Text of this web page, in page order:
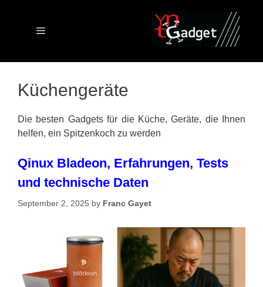
Menu
Küchengeräte
Die besten Gadgets für die Küche, Geräte, die Ihnen
helfen, ein Spitzenkoch zu werden
Qinux Bladeon, Erfahrungen, Tests
und technische Daten
September 2, 2025 by Franc Gayet